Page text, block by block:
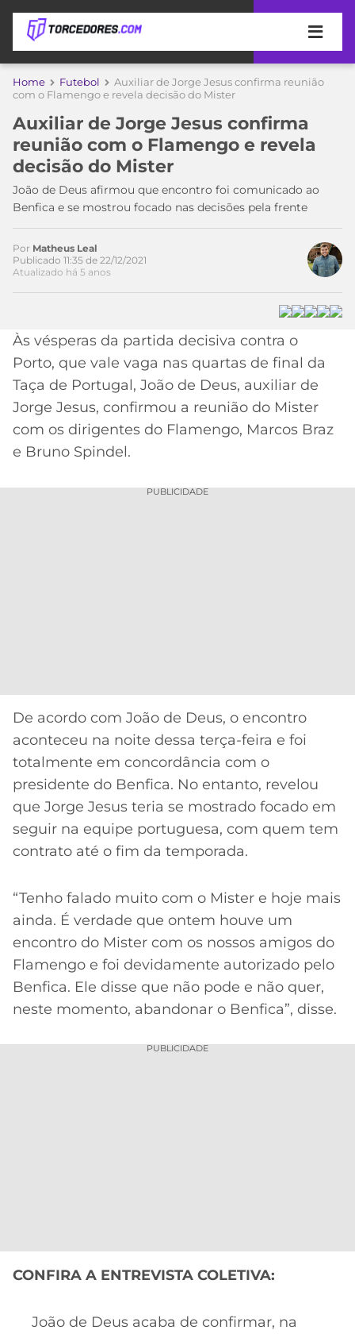
APOSTAS
DE
APOSTA
MELHORES
SITES
DE
APOSTAS
2026
BETBOOM
CÓDIGO
DE
INDICAÇÃO
BET365
MELHORES
CASSINOS
2026
COPA
DO
MUNDO
TIMES
MEU
TIME
PALMEIRAS
CORINTHIANS
SÃO
PAULO
SANTOS
GRÊMIO
ATLÉTICO
MG
CRUZEIRO
CAMPEONATOS
SÉRIE
LIBERTADORES
COPA
DO
CAMPEÕES
LALIGA
ESPORTIVA
MERCADO
DA
BOLA
PALPITES
Home Futebol
Auxiliar de Jorge Jesus confirma reunião
com o Flamengo e revela decisão do Mister
Auxiliar de Jorge Jesus confirma
reunião com o Flamengo e revela
decisão do Mister
João de Deus afirmou que encontro foi comunicado ao
Benfica e se mostrou focado nas decisões pela frente
Acesse o perfil do autor
no Twitter
Por Matheus Leal
Publicado 11:35 de 22/12/2021
Atualizado há 5 anos
Às vésperas da partida decisiva contra o
Porto, que vale vaga nas quartas de final da
Taça de Portugal, João de Deus, auxiliar de
Jorge Jesus, confirmou a reunião do Mister
com os dirigentes do Flamengo, Marcos Braz
e Bruno Spindel.
PUBLICIDADE
De acordo com João de Deus, o encontro
aconteceu na noite dessa terça-feira e foi
totalmente em concordância com o
presidente do Benfica. No entanto, revelou
que Jorge Jesus teria se mostrado focado em
seguir na equipe portuguesa, com quem tem
contrato até o fim da temporada.
“Tenho falado muito com o Mister e hoje mais
ainda. É verdade que ontem houve um
encontro do Mister com os nossos amigos do
Flamengo e foi devidamente autorizado pelo
Benfica. Ele disse que não pode e não quer,
neste momento, abandonar o Benfica”, disse.
PUBLICIDADE
CONFIRA A ENTREVISTA COLETIVA:
João de Deus acaba de confirmar, na